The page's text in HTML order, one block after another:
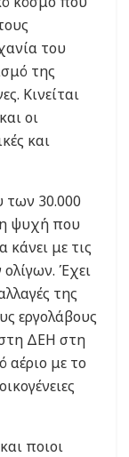
του
της
Κινείται
οι
και
των 30.000
ψυχή που
κάνει με τις
Έχει
της
εργολάβους
ΔΕΗ στη
αέριο με το
ποιοι